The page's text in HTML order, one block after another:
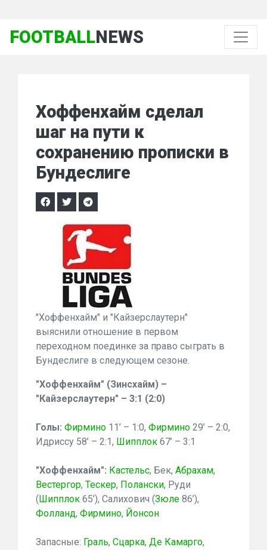
FOOTBALLNEWS
Хоффенхайм сделал
шаг на пути к
сохранению прописки в
Бундеслиге
"Хоффенхайм" и "Кайзерслаутерн"
выяснили отношение в первом
переходном поединке за право сыграть в
Бундеслиге в следующем сезоне.
"Хоффенхайм" (Зинсхайм) –
"Кайзерслаутерн" – 3:1 (2:0)
Голы: Фирмино 11’ – 1:0, Фирмино 29’ – 2:0,
Идриссу 58’ – 2:1, Шипплок 67’ – 3:1
"Хоффенхайм": Кастельс, Бек, Абрахам,
Вестергор, Тескер, Полански, Руди
(Шипплок 65’), Салихович (Зюле 86’),
Фолланд, Фирмино, Йонсон
Запасные: Граль, Сцарка, Де Камарго,